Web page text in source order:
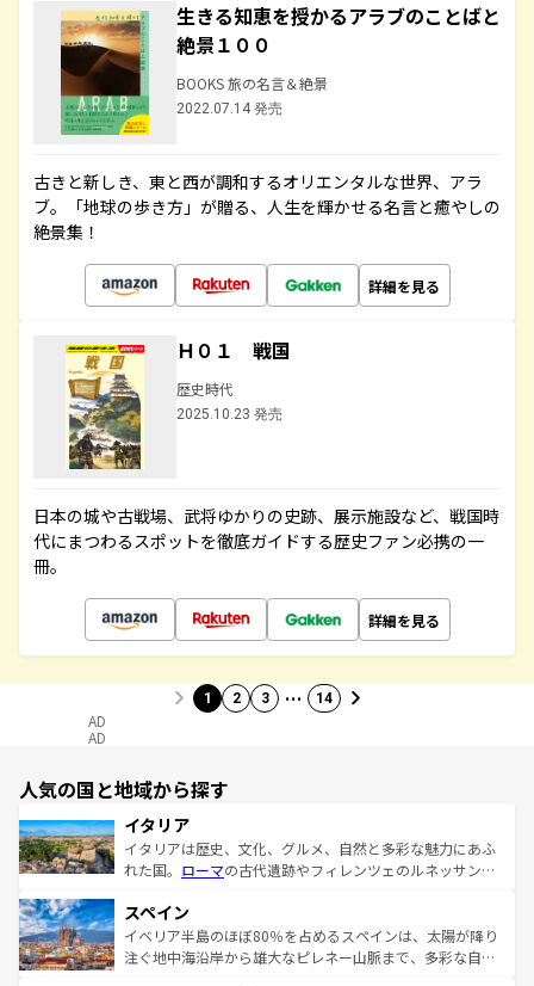
生きる知恵を授かるアラブのことばと
絶景１００
BOOKS 旅の名言＆絶景
2022.07.14 発売
古きと新しき、東と西が調和するオリエンタルな世界、アラ
ブ。「地球の歩き方」が贈る、人生を輝かせる名言と癒やしの
絶景集！
詳細を見る
Ｈ０１ 戦国
歴史時代
2025.10.23 発売
日本の城や古戦場、武将ゆかりの史跡、展示施設など、戦国時
代にまつわるスポットを徹底ガイドする歴史ファン必携の一
冊。
詳細を見る
1 2 3 … 14
AD
AD
人気の国と地域から探す
イタリア
イタリアは歴史、文化、グルメ、自然と多彩な魅力にあふ
れた国。 ローマの古代遺跡やフィレンツェのルネッサンス
ろん、トスカーナの美しい田園風景やアマルフィ海岸の絶
景など、自然景観も見逃せない。観光の合間には、本場の
ピザやパスタなど、絶品のイタリア料理を堪能することも
スペイン
イベリア半島のほぼ80％を占めるスペインは、太陽が降り
注ぐ地中海沿岸から雄大なピレネー山脈まで、多彩な自然